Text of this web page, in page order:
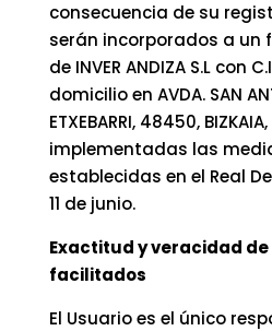
consecuencia de su
serán incorporados a
de INVER ANDIZA S.L con
domicilio en AVDA. SAN
ETXEBARRI, 48450,
implementadas las
establecidas en el Real
11 de junio.
Exactitud y veracidad
facilitados
El Usuario es el único